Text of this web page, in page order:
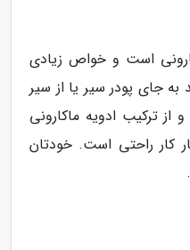
است و خواص زیادی
به جای پودر سیر یا از سیر
از ترکیب ادویه ماکارونی
کار راحتی است. خودتان